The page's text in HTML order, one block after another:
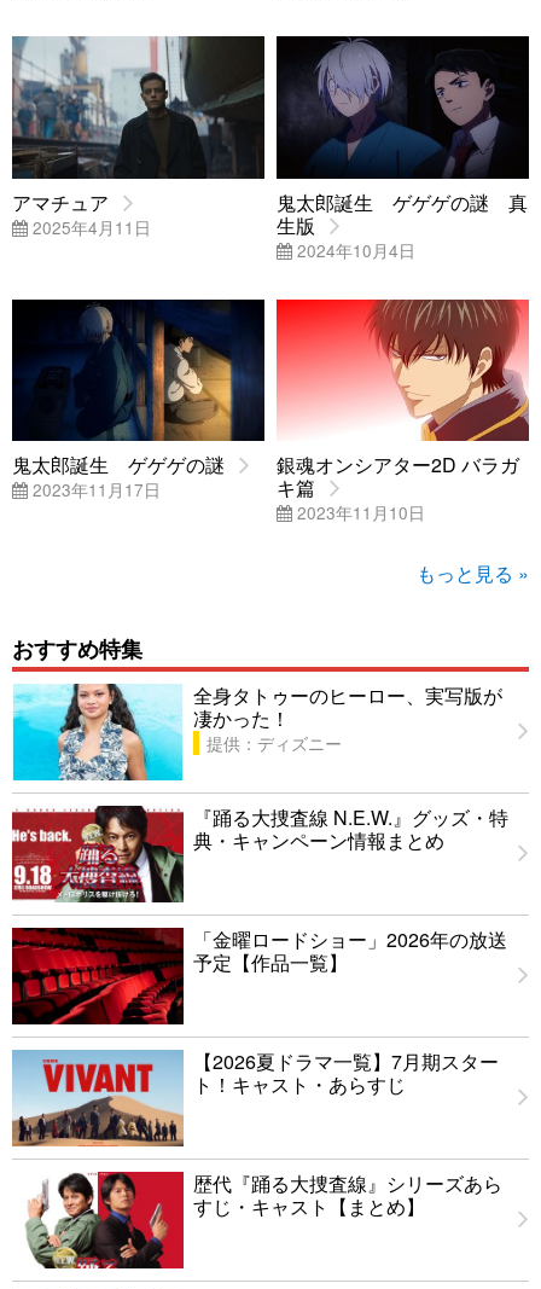
アマチュア
2025年4月11日
鬼太郎誕生 ゲゲゲの謎 真
生版
2024年10月4日
鬼太郎誕生 ゲゲゲの謎
2023年11月17日
銀魂オンシアター2D バラガ
キ篇
2023年11月10日
もっと見る »
おすすめ特集
全身タトゥーのヒーロー、実写版が
凄かった！
提供：ディズニー
『踊る大捜査線 N.E.W.』グッズ・特
典・キャンペーン情報まとめ
「金曜ロードショー」2026年の放送
予定【作品一覧】
【2026夏ドラマ一覧】7月期スター
ト！キャスト・あらすじ
歴代『踊る大捜査線』シリーズあら
すじ・キャスト【まとめ】